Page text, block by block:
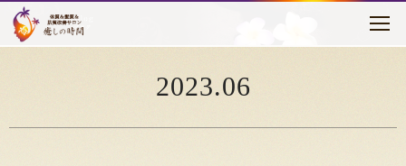
トピックス
2023.06